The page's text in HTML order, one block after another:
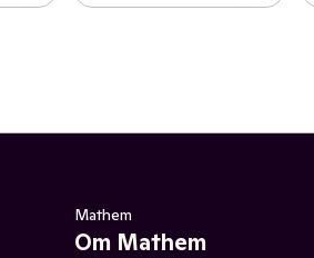
Mathem
Om Mathem